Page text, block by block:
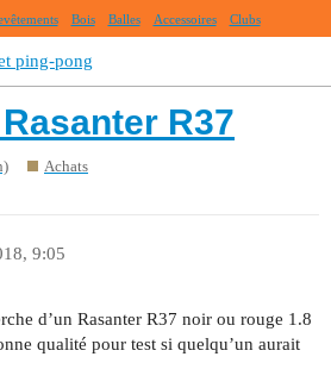
Bois Balles Accessoires Clubs
ping-pong
R37
Achats
9:05
d’un Rasanter R37 noir ou rouge 1.8
qualité pour test si quelqu’un aurait